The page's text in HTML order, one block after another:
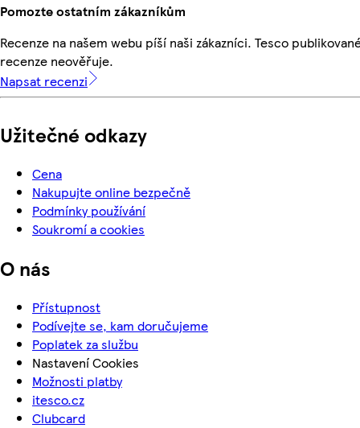
Pomozte ostatním zákazníkům
Recenze na našem webu píší naši zákazníci. Tesco
recenze neověřuje.
Napsat recenzi
Užitečné odkazy
Cena
Nakupujte online bezpečně
Podmínky používání
Soukromí a cookies
O nás
Přístupnost
Podívejte se, kam doručujeme
Poplatek za službu
Nastavení Cookies
Možnosti platby
itesco.cz
Clubcard